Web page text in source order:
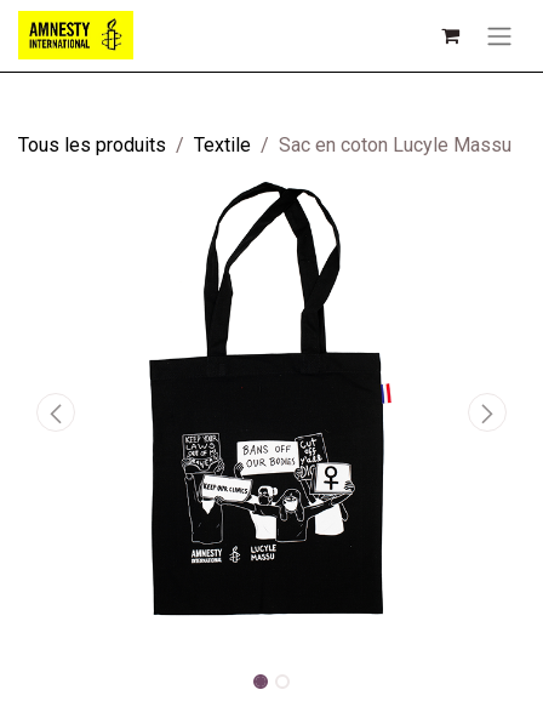
Tous les produits Textile Sac en coton Lucyle Massu